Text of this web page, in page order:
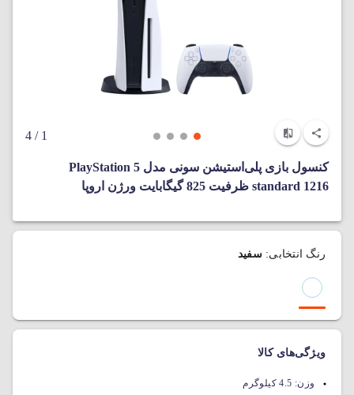
1
/ 4
کنسول بازی پلی‌استیشن سونی مدل PlayStation 5
standard 1216 ظرفیت 825 گیگابایت ورژن اروپا
رنگ انتخابی:سفید
ویژگی‌های کالا
وزن: 4.5 کیلوگرم